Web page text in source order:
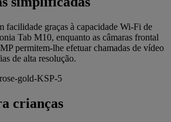
facilidade graças à capacidade Wi-Fi de
Tab M10, enquanto as câmaras frontal
permitem-lhe efetuar chamadas de vídeo
de alta resolução.
crianças